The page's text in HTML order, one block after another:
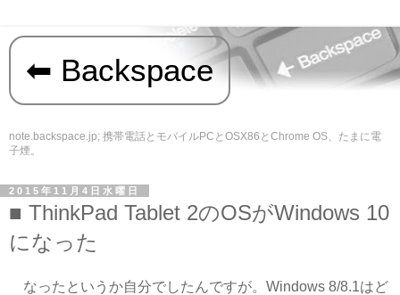
Backspace
note.backspace.jp; 携帯電話とモバイルPCとOSX86とChrome OS、たまに電
子煙。
2015年11月4日水曜日
ThinkPad Tablet 2のOSがWindows 10
になった
なったというか自分でしたんですが。Windows 8/8.1はど